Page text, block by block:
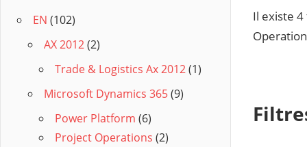
Il existe
EN (102)
AX 2012(2)
Trade & Logistics Ax 2012(1)
Microsoft Dynamics 365(9)
Power Platform (6)
Project Operations (2)